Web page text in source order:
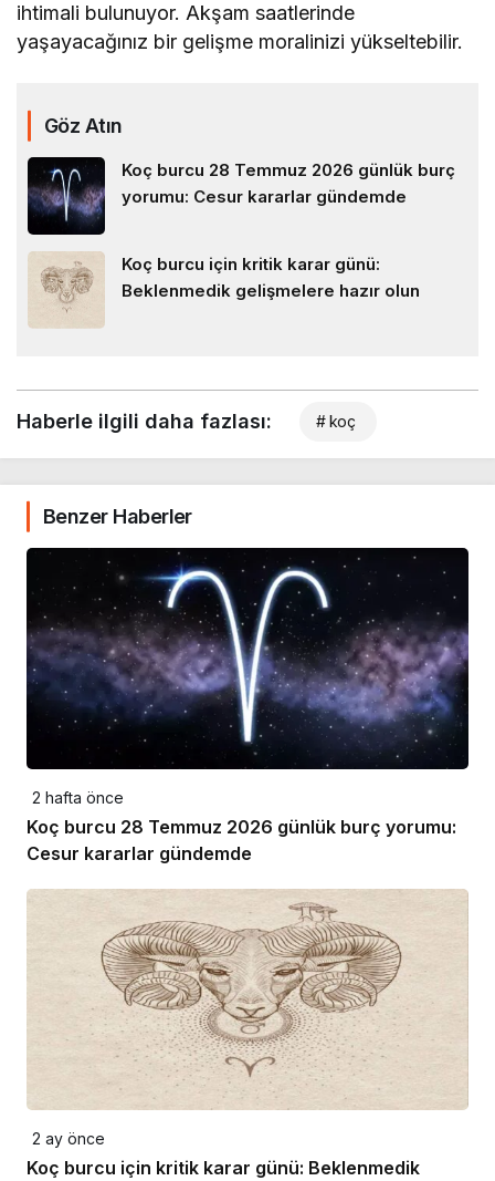
ihtimali bulunuyor. Akşam saatlerinde
yaşayacağınız bir gelişme moralinizi yükseltebilir.
Göz Atın
Koç burcu 28 Temmuz 2026 günlük burç
yorumu: Cesur kararlar gündemde
Koç burcu için kritik karar günü:
Beklenmedik gelişmelere hazır olun
Haberle ilgili daha fazlası: # koç
Benzer Haberler
2 hafta önce
Koç burcu 28 Temmuz 2026 günlük burç yorumu:
Cesur kararlar gündemde
2 ay önce
Koç burcu için kritik karar günü: Beklenmedik